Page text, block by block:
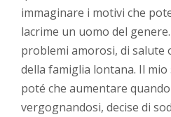
immaginare i motivi che
lacrime un uomo del
problemi amorosi, di salute
della famiglia lontana. Il
poté che aumentare
vergognandosi, decise di